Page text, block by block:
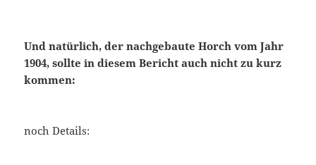
Und natürlich, der nachgebaute Horch vom Jahr
1904, sollte in diesem Bericht auch nicht zu kurz
kommen:
noch Details: